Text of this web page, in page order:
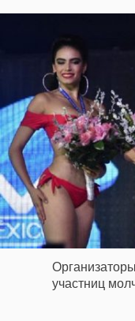
участниц